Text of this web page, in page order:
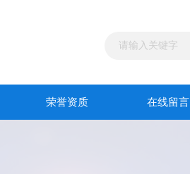
荣誉资质 在线留言